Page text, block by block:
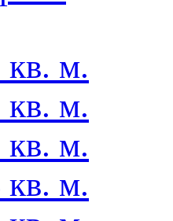
м.
м.
м.
м.